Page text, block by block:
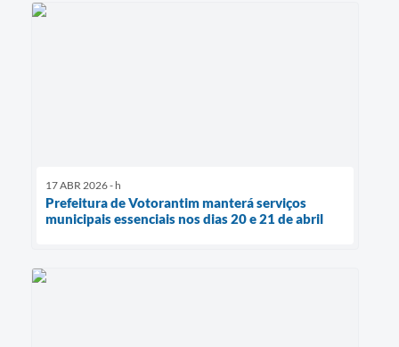
17 ABR 2026 - h
Prefeitura de Votorantim manterá serviços
municipais essenciais nos dias 20 e 21 de abril